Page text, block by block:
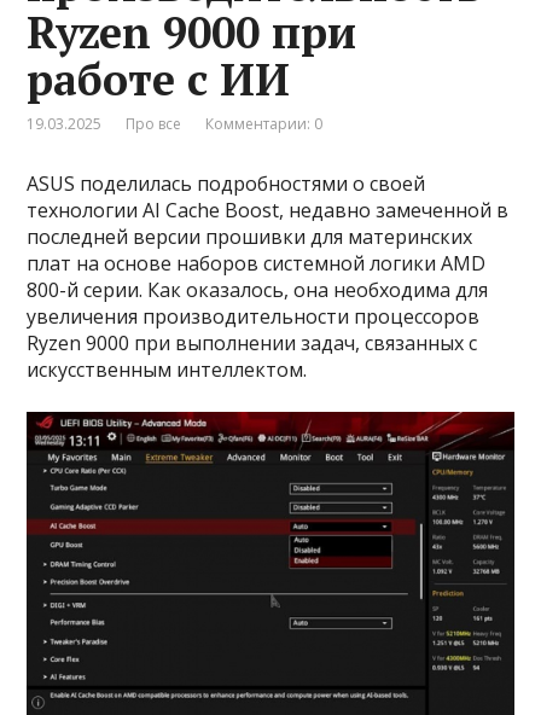
Ryzen 9000 при
работе с ИИ
19.03.2025 Про все Комментарии: 0
ASUS поделилась подробностями о своей
технологии AI Cache Boost, недавно замеченной в
последней версии прошивки для материнских
плат на основе наборов системной логики AMD
800-й серии. Как оказалось, она необходима для
увеличения производительности процессоров
Ryzen 9000 при выполнении задач, связанных с
искусственным интеллектом.